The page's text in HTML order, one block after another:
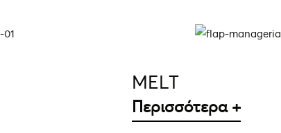
ΛΕΠΤΟΜΈΡΕΙΕΣ
MELT
Περισσότερα +